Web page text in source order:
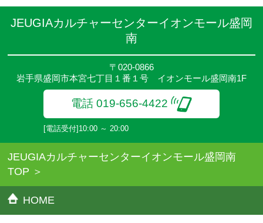
●参加人数が一定に満たない場合、体験や講座開講を中止または延
期することがあります。
●その他、詳しい内容については、ご入会時にご説明をさせていた
JEUGIAカルチャーセンターイオンモール盛岡
南
〒020-0866
岩手県盛岡市本宮七丁目１番１号 イオンモール盛岡南1F
電話 019-656-4422
[電話受付]10:00 ～ 20:00
JEUGIAカルチャーセンターイオンモール盛岡南
TOP
HOME